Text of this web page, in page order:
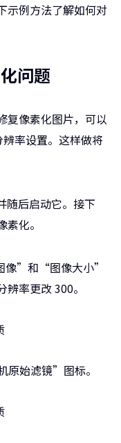
示例方法了解如何对
问题
复像素化图片，可以
率设置。这样做将
随后启动它。接下
化。
像”和“图像大小”
率更改 300。
始滤镜”图标。